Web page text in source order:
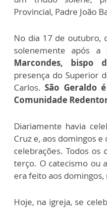
Provincial, Padre João
No dia 17 de outubro,
solenemente após a
Marcondes, bispo
presença do Superior
Carlos.São Geraldo
Comunidade
Diariamente havia
Cruz e, aos domingos
celebrações. Todos os
terço. O catecismo ou
era feito aos
Hoje, na igreja, se